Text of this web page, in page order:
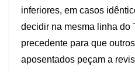
inferiores, em casos
decidir na mesma linha do
precedente para que
aposentados peçam a